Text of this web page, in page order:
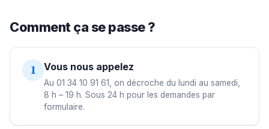
Comment ça se passe ?
1 Vous nous appelez
Au 01 34 10 91 61, on décroche du lundi au samedi,
8 h – 19 h. Sous 24 h pour les demandes par
formulaire.